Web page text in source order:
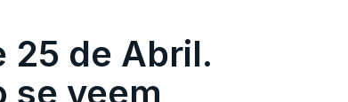
25 de Abril.
se veem